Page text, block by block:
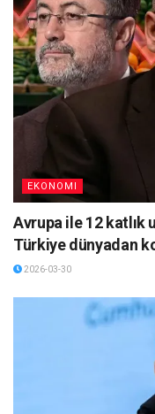
EKONOMI
Avrupa ile 12 katlık
Türkiye dünyadan
2026-03-30